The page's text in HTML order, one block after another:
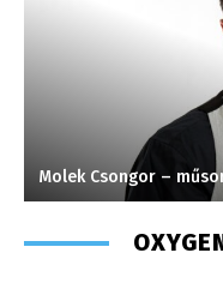
Molek Csongor –